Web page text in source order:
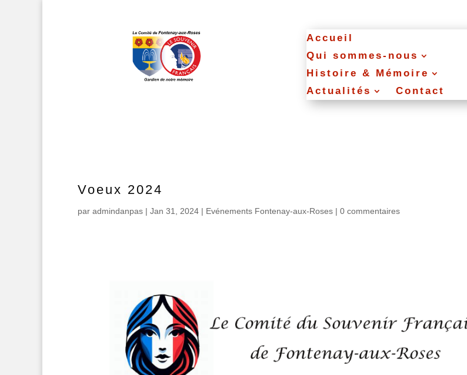
Accueil
Qui sommes‑nous
Histoire & Mémoire
Actualités
Contact
Voeux 2024
par admindanpas | Jan 31, 2024 | Evénements Fontenay-aux-Roses | 0 commentaires